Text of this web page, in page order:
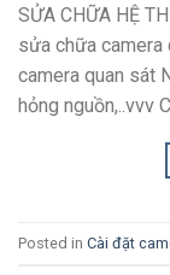
SỬA CHỮA HỆ
sửa chữa camera
camera quan sát
hỏng nguồn,..vvv
Posted in Cài đặt